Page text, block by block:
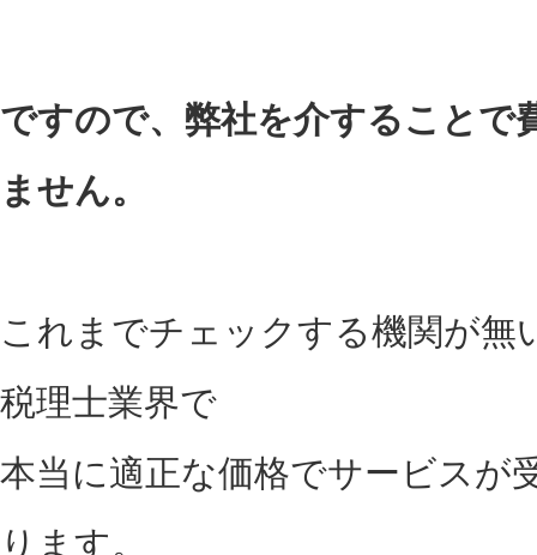
ですので、弊社を介することで
ません。
これまでチェックする機関が無
税理士業界で
本当に適正な価格でサービスが
ります。